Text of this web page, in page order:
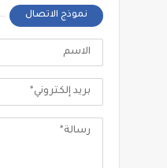
نموذج الاتصال